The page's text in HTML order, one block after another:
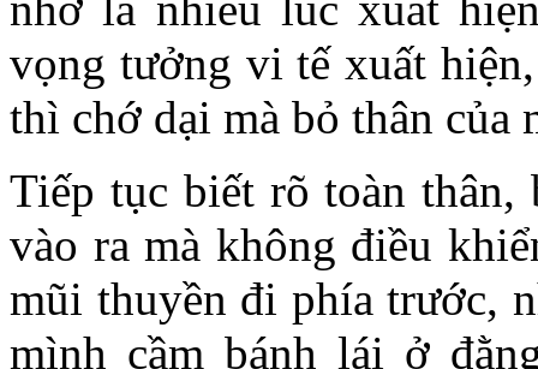
vọng tưởng vi tế xuất
thì chớ dại mà bỏ thân của
Tiếp tục biết rõ toàn
vào ra mà không điều
mũi thuyền đi phía trước,
mình cầm bánh lái ở